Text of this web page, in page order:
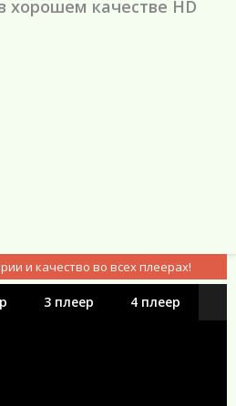
хорошем качестве HD
и качество во всех плеерах!
3 плеер 4 плеер